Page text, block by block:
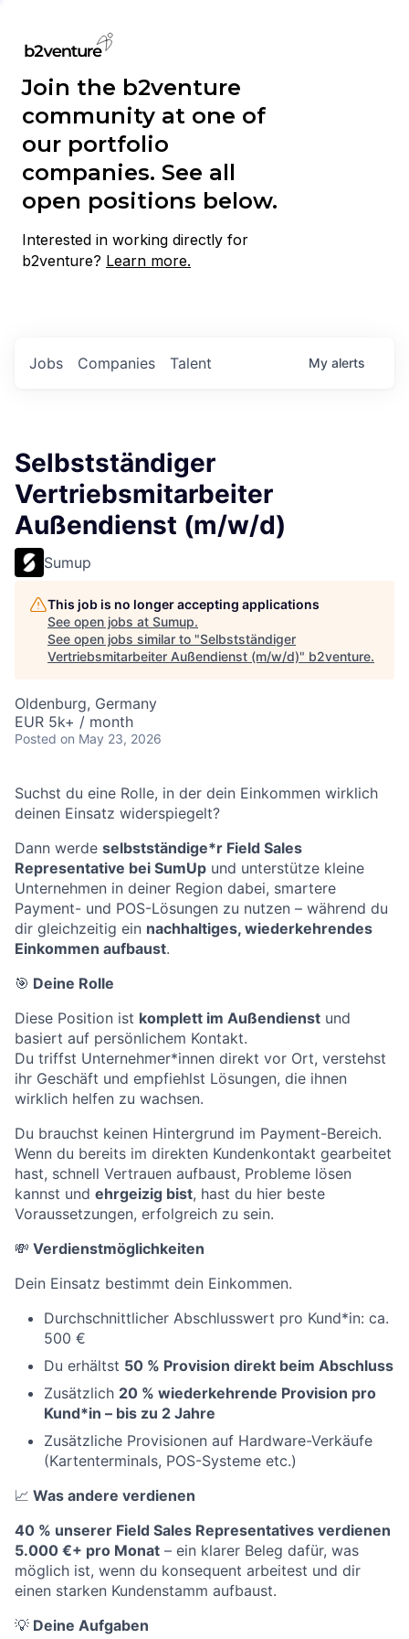
Join the b2venture
community at one of
our portfolio
companies. See all
open positions below.
Interested in working directly for
b2venture? Learn more.
Jobs Companies Talent My alerts
Selbstständiger
Vertriebsmitarbeiter
Außendienst (m/w/d)
Sumup
This job is no longer accepting applications
See open jobs at Sumup.
See open jobs similar to "Selbstständiger
Vertriebsmitarbeiter Außendienst (m/w/d)" b2venture.
Oldenburg, Germany
EUR 5k+ / month
Posted on May 23, 2026
Suchst du eine Rolle, in der dein Einkommen wirklich
deinen Einsatz widerspiegelt?
Dann werde selbstständige*r Field Sales
Representative bei SumUp und unterstütze kleine
Unternehmen in deiner Region dabei, smartere
Payment- und POS-Lösungen zu nutzen – während du
dir gleichzeitig ein nachhaltiges, wiederkehrendes
Einkommen aufbaust.
🎯 Deine Rolle
Diese Position ist komplett im Außendienst und
basiert auf persönlichem Kontakt.
Du triffst Unternehmer*innen direkt vor Ort, verstehst
ihr Geschäft und empfiehlst Lösungen, die ihnen
wirklich helfen zu wachsen.
Du brauchst keinen Hintergrund im Payment-Bereich.
Wenn du bereits im direkten Kundenkontakt gearbeitet
hast, schnell Vertrauen aufbaust, Probleme lösen
kannst und ehrgeizig bist, hast du hier beste
Voraussetzungen, erfolgreich zu sein.
💸 Verdienstmöglichkeiten
Dein Einsatz bestimmt dein Einkommen.
Durchschnittlicher Abschlusswert pro Kund*in: ca.
500 €
Du erhältst 50 % Provision direkt beim Abschluss
Zusätzlich 20 % wiederkehrende Provision pro
Kund*in – bis zu 2 Jahre
Zusätzliche Provisionen auf Hardware-Verkäufe
(Kartenterminals, POS-Systeme etc.)
📈 Was andere verdienen
40 % unserer Field Sales Representatives verdienen
5.000 €+ pro Monat – ein klarer Beleg dafür, was
möglich ist, wenn du konsequent arbeitest und dir
einen starken Kundenstamm aufbaust.
💡 Deine Aufgaben